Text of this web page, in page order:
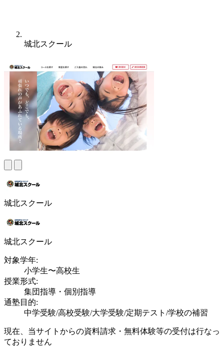
城北スクール
城北スクール
城北スクール
対象学年:
小学生〜高校生
授業形式:
集団指導・個別指導
通塾目的:
中学受験/高校受験/大学受験/定期テスト/学校の補習
現在、当サイトからの資料請求・無料体験等の受付は行なっ
ておりません